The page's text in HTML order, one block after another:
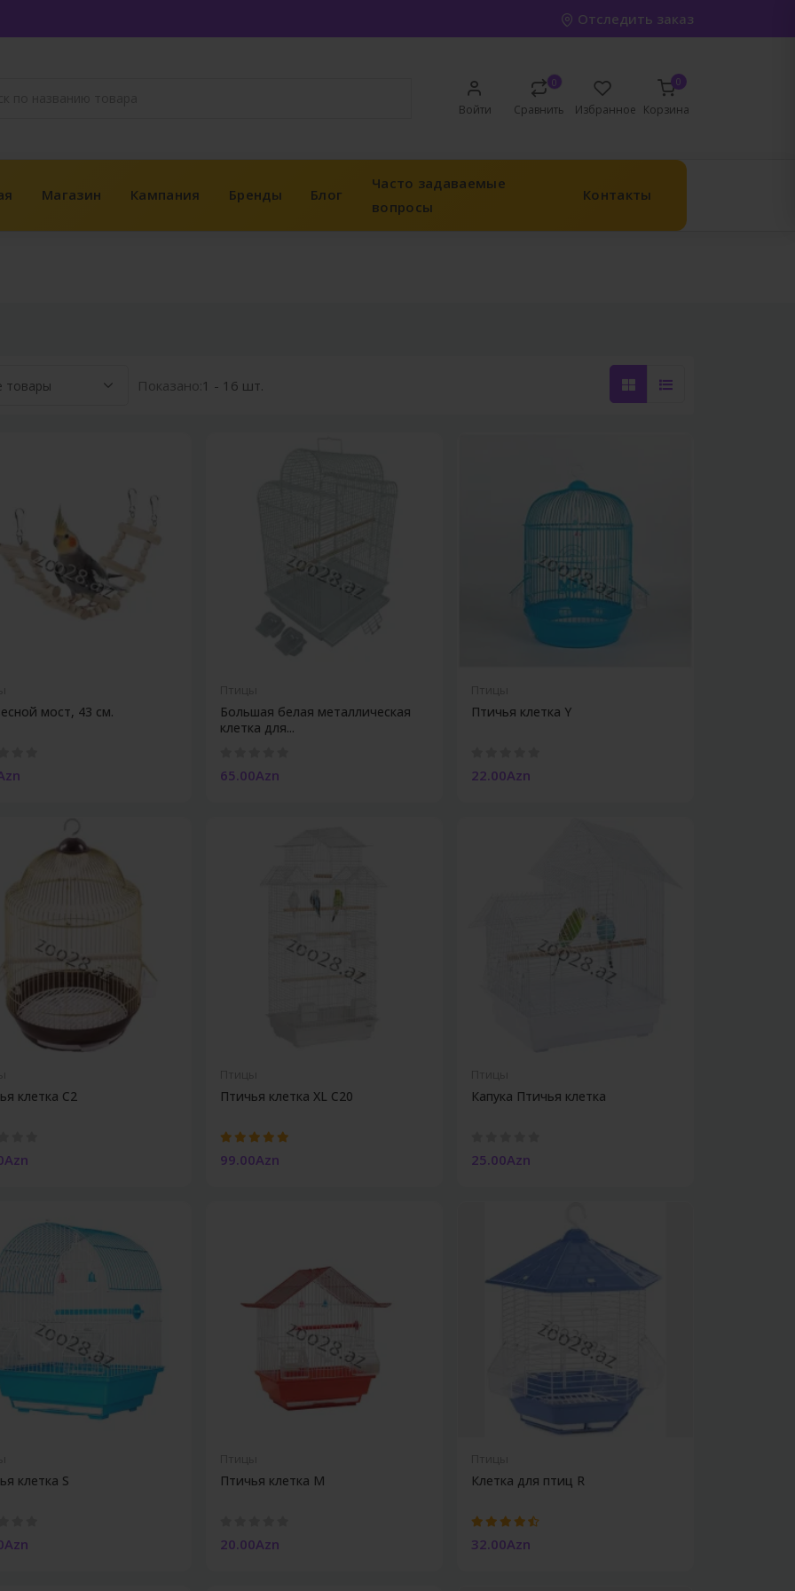
Отследить заказ
Войти
0
Сравнить Избранное
0
Корзина
Магазин Кампания Бренды Блог
Часто задаваемые
вопросы
Контакты
Показано:1 - 16 шт.
мост, 43 см.
Большая белая металлическая
клетка для...
65.00Azn
Птичья клетка Y
22.00Azn
клетка C2 Птичья клетка XL C20
99.00Azn
Капука Птичья клетка
25.00Azn
клетка S Птичья клетка М
20.00Azn
Клетка для птиц R
32.00Azn